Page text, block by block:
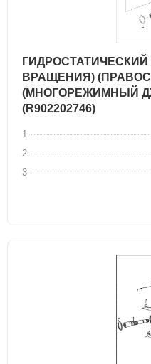
ГИДРОСТАТИЧЕСКИЙ
ВРАЩЕНИЯ)
(МНОГОРЕЖИМНЫЙ
(R902202746)
1
2
3